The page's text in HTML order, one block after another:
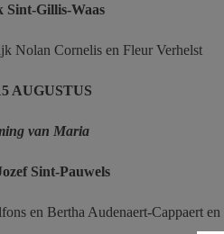
Sint-Gillis-Waas
Nolan Cornelis en Fleur Verhelst
AUGUSTUS
van Maria
Sint-Pauwels
en Bertha Audenaert-Cappaert